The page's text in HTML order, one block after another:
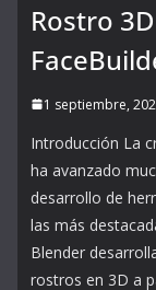
Rostro
1 septiembre,
Introducción La
ha avanzado
desarrollo de
las más
Blender
rostros en 3D a